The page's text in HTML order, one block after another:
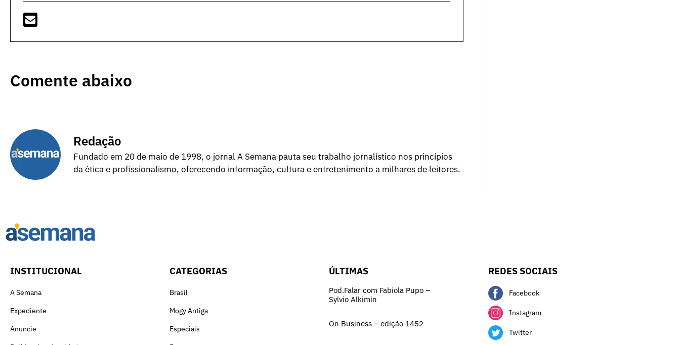
Comente abaixo
Redação
Fundado em 20 de maio de 1998, o jornal A Semana pauta seu trabalho jornalístico nos princípios
da ética e profissionalismo, oferecendo informação, cultura e entretenimento a milhares de leitores.
INSTITUCIONAL
A Semana
Expediente
Anuncie
CATEGORIAS
Brasil
Mogy Antiga
Especiais
ÚLTIMAS
Pod.Falar com Fabíola Pupo –
Sylvio Alkimin
On Business – edição 1452
REDES SOCIAIS
Facebook
Instagram
Twitter